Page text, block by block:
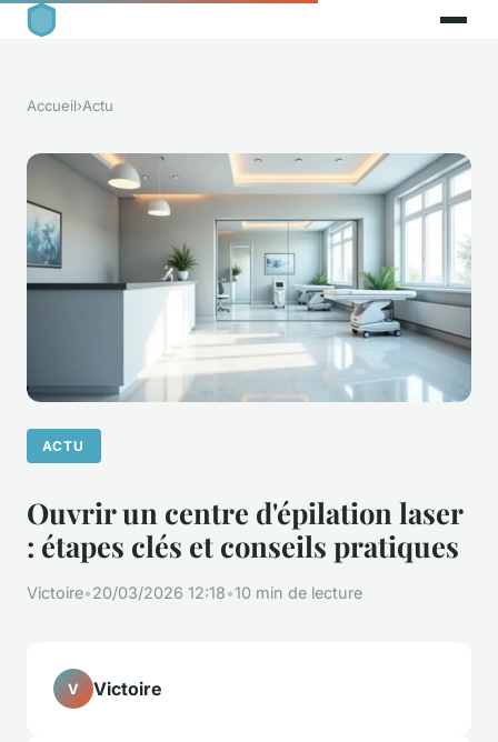
Accueil›Actu
ACTU
Ouvrir un centre d'épilation laser
: étapes clés et conseils pratiques
Victoire•20/03/2026 12:18•10 min de lecture
V Victoire